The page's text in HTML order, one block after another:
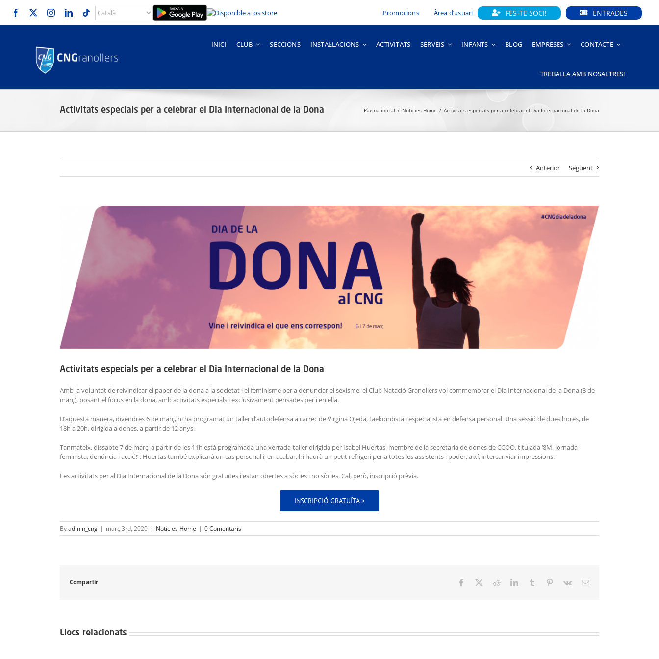
Promocions Àrea d’usuari FES-TE SOCI! ENTRADES
INICI CLUB SECCIONS INSTAL·LACIONS ACTIVITATS SERVEIS INFANTS BLOG EMPRESES CONTACTE
TREBALLA AMB NOSALTRES!
Activitats especials per a celebrar el Dia Internacional de la Dona Pàgina inicial Noticies Home Activitats especials per a celebrar el Dia Internacional de la Dona
Anterior Següent
Activitats especials per a celebrar el Dia Internacional de la Dona
Amb la voluntat de reivindicar el paper de la dona a la societat i el feminisme per a denunciar el sexisme, el Club Natació Granollers vol commemorar el Dia Internacional de la Dona (8 de
març), posant el focus en la dona, amb activitats especials i exclusivament pensades per i en ella.
D’aquesta manera, divendres 6 de març, hi ha programat un taller d’autodefensa a càrrec de Virgina Ojeda, taekondista i especialista en defensa personal. Una sessió de dues hores, de
18h a 20h, dirigida a dones, a partir de 12 anys.
Tanmateix, dissabte 7 de març, a partir de les 11h està programada una xerrada-taller dirigida per Isabel Huertas, membre de la secretaria de dones de CCOO, titulada ‘8M, jornada
feminista, denúncia i acció!”. Huertas també explicarà un cas personal i, en acabar, hi haurà un petit refrigeri per a totes les assistents i poder, així, intercanviar impressions.
Les activitats per al Dia Internacional de la Dona són gratuïtes i estan obertes a sòcies i no sòcies. Cal, però, inscripció prèvia.
INSCRIPCIÓ GRATUÏTA >
Byadmin_cng | març 3rd, 2020 | Noticies Home | 0 Comentaris
Compartir Facebook RedditLinkedInTumblr Pinterest
Vk Email:
Llocs relacionats